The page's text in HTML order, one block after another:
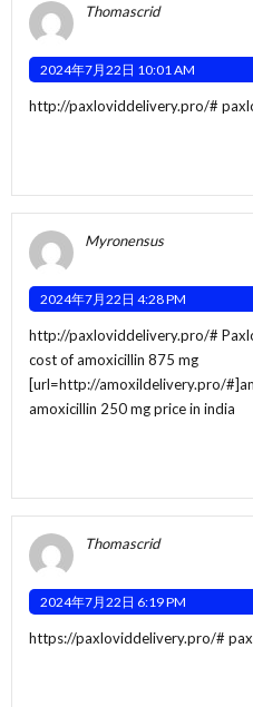
Thomascrid
2024年7月22日 10:01 AM
http://paxloviddelivery.pro/#
Myronensus
2024年7月22日 4:28 PM
http://paxloviddelivery.pro/#
cost of amoxicillin 875 mg
[url=http://amoxildelivery.pro/
amoxicillin 250 mg price in india
Thomascrid
2024年7月22日 6:19 PM
https://paxloviddelivery.pro/#